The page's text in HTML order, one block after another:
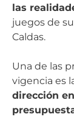
las
juegos de
Caldas.
Una de las
vigencia es
dirección